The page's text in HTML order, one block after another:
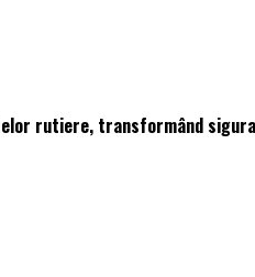
rutiere, transformând